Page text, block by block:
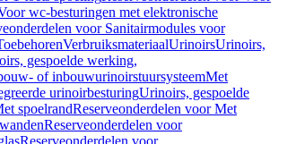
wc-besturingen met elektronische
voor Sanitairmodules voor
VerbruiksmateriaalUrinoirsUrinoirs,
gespoelde werking,
of inbouwurinoirstuursysteemMet
urinoirbesturingUrinoirs, gespoelde
spoelrandReserveonderdelen voor Met
Reserveonderdelen voor
Reserveonderdelen voor